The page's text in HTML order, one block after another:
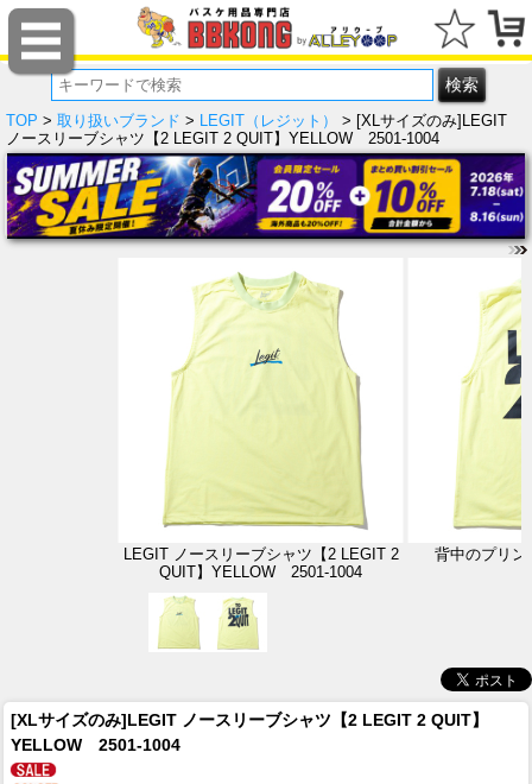
TOP > 取り扱いブランド > LEGIT（レジット）
> [XLサイズのみ]LEGIT
ノースリーブシャツ【2 LEGIT 2 QUIT】YELLOW 2501-1004
LEGIT ノースリーブシャツ【2 LEGIT 2
QUIT】YELLOW 2501-1004
背中のプリン
[XLサイズのみ]LEGIT ノースリーブシャツ【2 LEGIT 2 QUIT】
YELLOW 2501-1004